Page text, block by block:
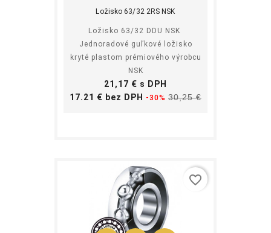
Ložisko 63/32 2RS NSK
Ložisko 63/32 DDU NSK
Jednoradové guľkové ložisko
kryté plastom prémiového výrobcu
NSK
Cena
21,17 € s DPH
17.21 € bez DPH Základná
-30% 30,25 €Cena
favorite_border